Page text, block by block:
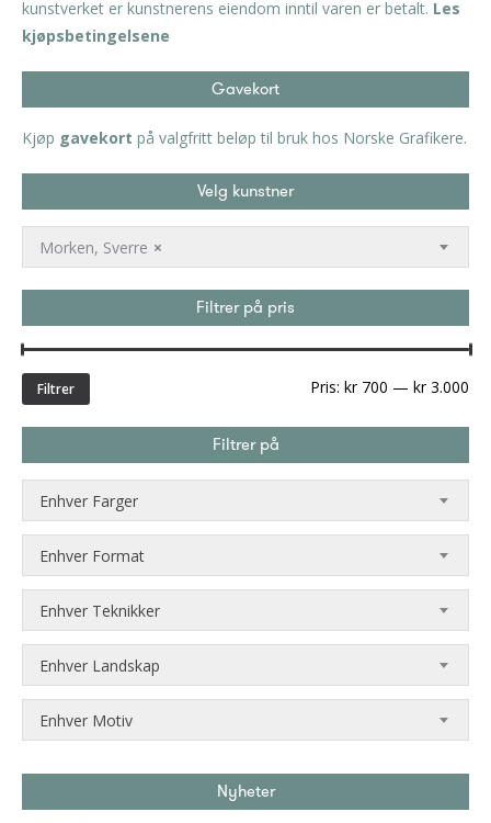
kunstverket er kunstnerens eiendom inntil varen er betalt. Les
kjøpsbetingelsene
Gavekort
Kjøp gavekort på valgfritt beløp til bruk hos Norske Grafikere.
Velg kunstner
×
Morken, Sverre
Filtrer på pris
Filtrer Pris: kr 700 — kr 3.000
Filtrer på
Enhver Farger
Enhver Format
Enhver Teknikker
Enhver Landskap
Enhver Motiv
Nyheter